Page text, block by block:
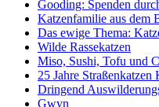
Gooding: Spenden
Katzenfamilie aus dem
Das ewige Thema:
Wilde Rassekatzen
Miso, Sushi, Tofu und
25 Jahre Straßenkatzen
Dringend
Gwyn